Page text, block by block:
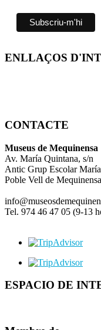
ENLLAÇOS
CONTACTE
Museus de Mequinensa
Av. María Quintana, s/n
Antic Grup Escolar
Poble Vell de Mequinensa
Tel. 974 46 47 05 (9-13
ESPACIO DE